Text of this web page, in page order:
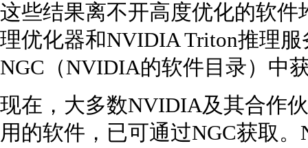
这些结果离不开高度优化的软件
理优化器和NVIDIA Triton推理
NGC（NVIDIA的软件目录）中
现在，大多数NVIDIA及其合作
用的软件，已可通过NGC获取